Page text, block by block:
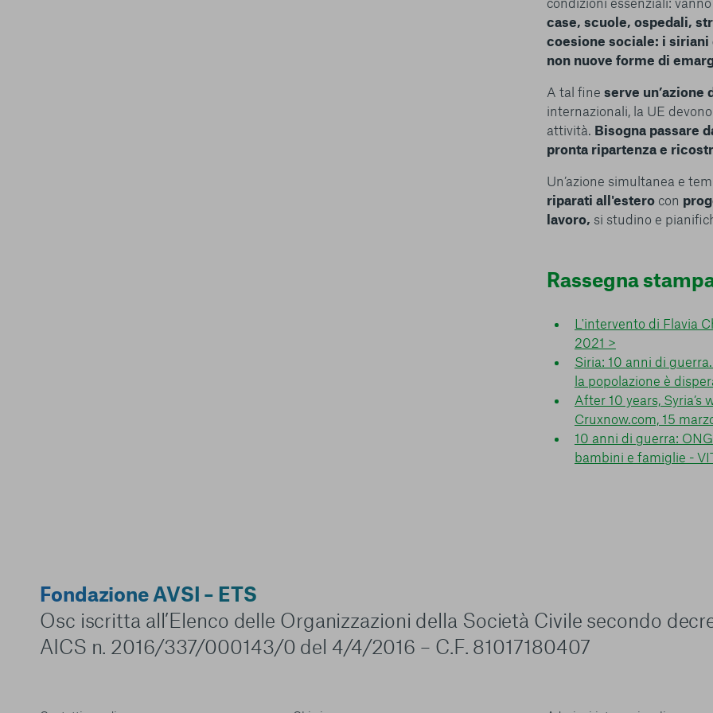
case, scuole, ospedali,
coesione sociale: i siriani
non nuove forme di
A tal fine serve un’azione
internazionali, la UE
attività. Bisogna passare
pronta ripartenza e
Un’azione simultanea e
riparati all'estero con
lavoro, si studino e
Rassegna
L'intervento di Flavia
2021 >
Siria: 10 anni di
la popolazione è
After 10 years, Syria’s
Cruxnow.com, 15
10 anni di guerra:
bambini e famiglie -
Fondazione AVSI – ETS
Osc iscritta all’Elenco delle Organizzazioni della Società Civile secondo
AICS n. 2016/337/000143/0 del 4/4/2016 – C.F. 81017180407